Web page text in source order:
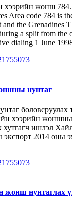
хээрийн жонш 784.
Area code 784 is
the Grenadines
a split from the
dialing 1 June
нунтаг
боловсруулах
хээрийн
хутгагч ишлэл
2014 оны
жонш нунтаглах